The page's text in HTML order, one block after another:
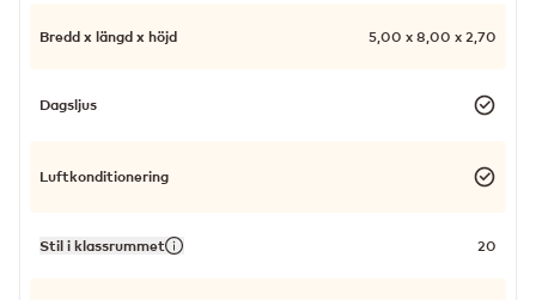
Bredd x längd x höjd 5,00 x 8,00 x 2,70
Dagsljus
Luftkonditionering
Stil i klassrummet 20